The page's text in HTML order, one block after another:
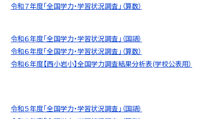
令和７年度「全国学力・学習状況調査」（算数）
令和６年度「全国学力・学習状況調査」（国語）
令和６年度「全国学力・学習状況調査」（算数）
令和６年度【西小岩小】全国学力調査結果分析表(学校公表用）
令和５年度「全国学力・学習状況調査」（国語）